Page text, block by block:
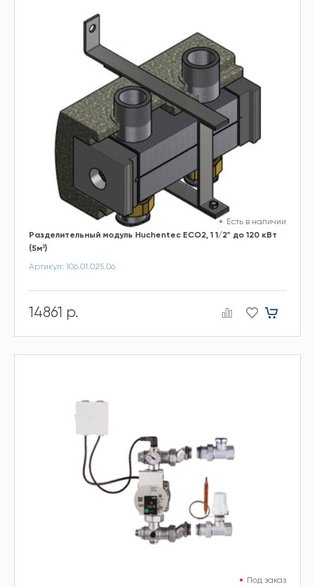
Есть в наличии
Разделительный модуль Huchentec ECO2, 1 1/2" до 120 кВт
(5м³)
Артикул: 106.01.025.06
14861 р.
Под заказ